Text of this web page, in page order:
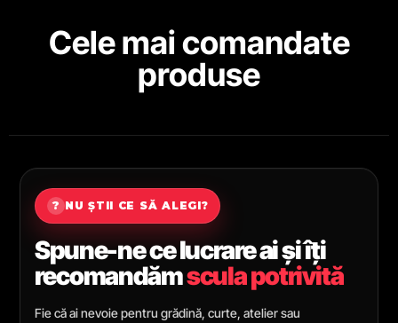
Cele mai comandate
produse
? NU ȘTII CE SĂ ALEGI?
Spune-ne ce lucrare ai și îți
recomandămscula potrivită
Fie că ai nevoie pentru grădină, curte, atelier sau